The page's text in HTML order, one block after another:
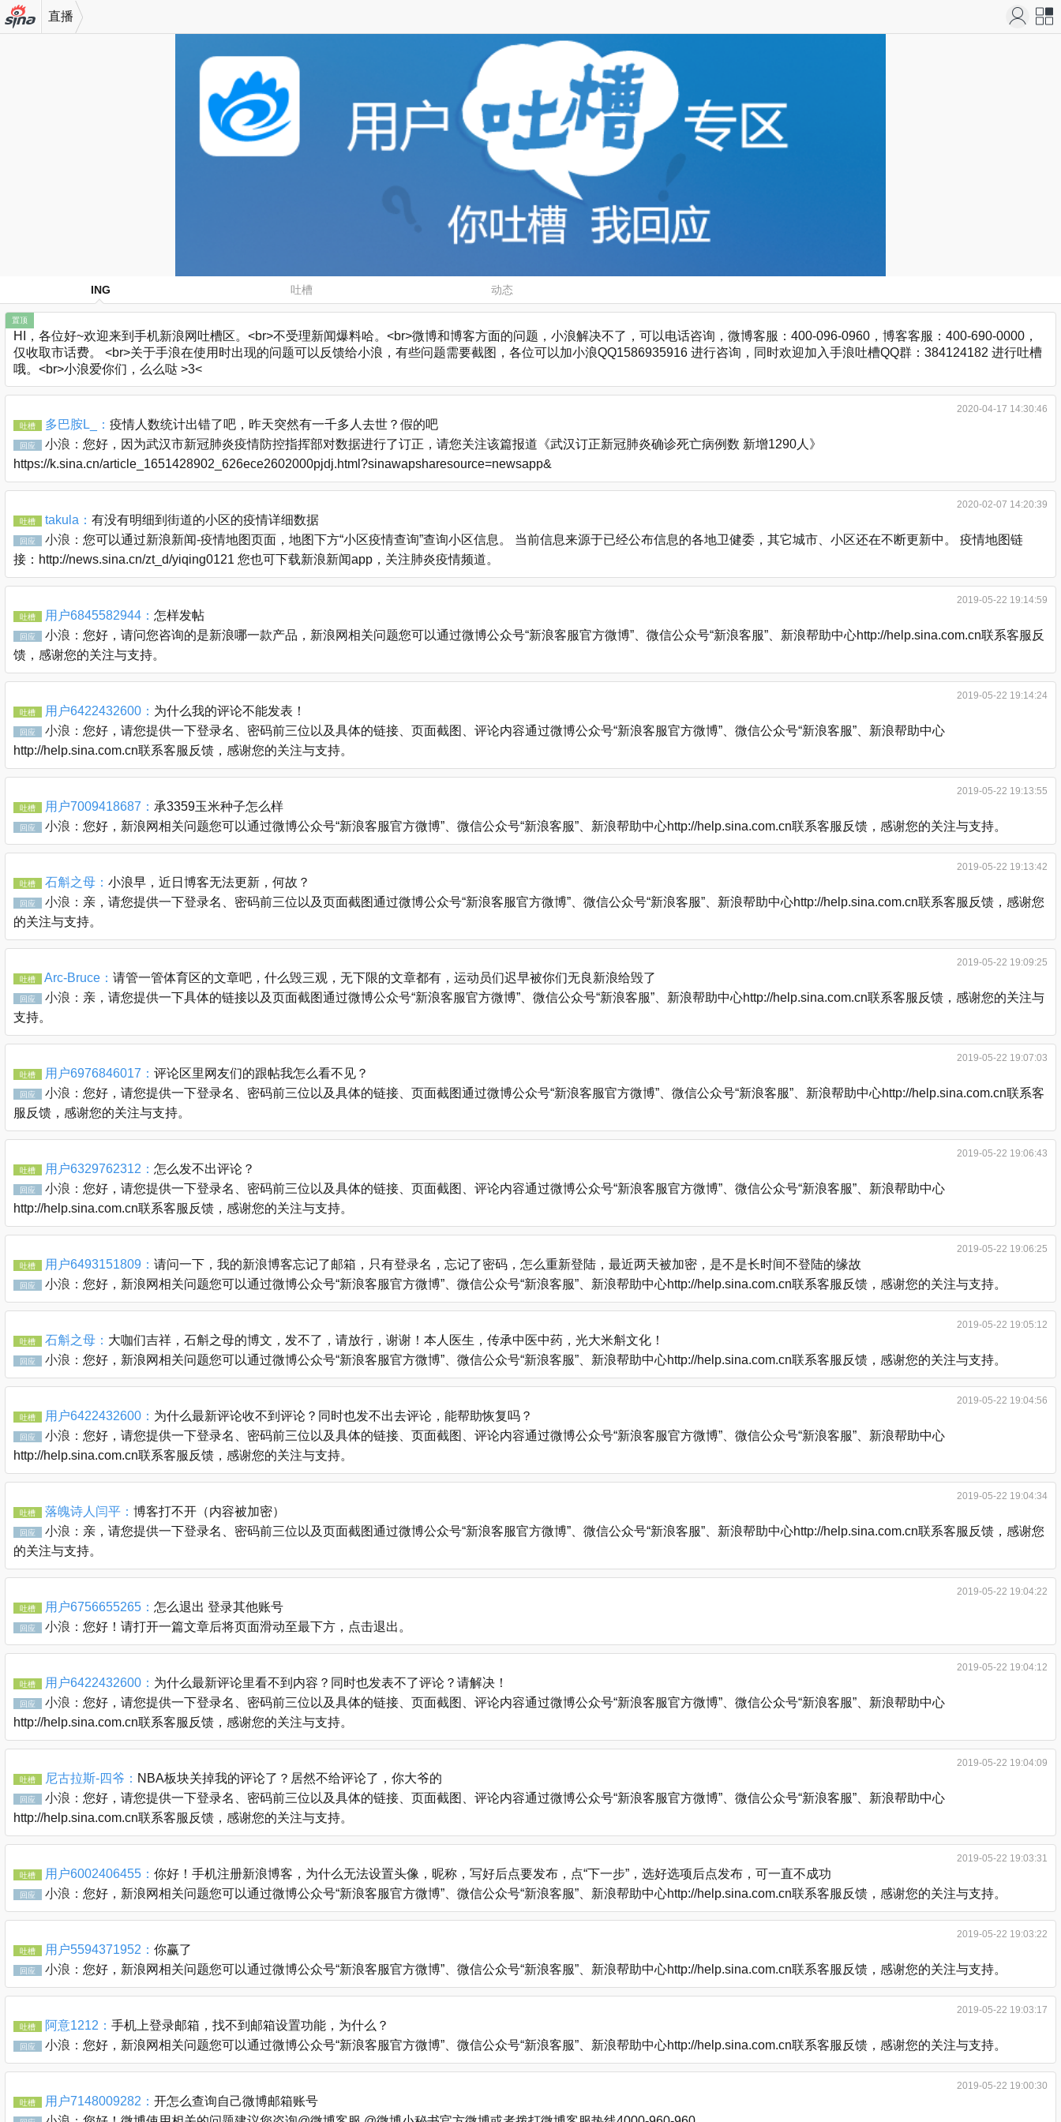
直播
ING 吐槽 动态
置顶
HI，各位好~欢迎来到手机新浪网吐槽区。<br>不受理新闻爆料哈。<br>微博和博客方面的问题，小浪解决不了，可以电话咨询，微博客服：400-096-0960，博客客服：400-690-0000，
仅收取市话费。 <br>关于手浪在使用时出现的问题可以反馈给小浪，有些问题需要截图，各位可以加小浪QQ1586935916 进行咨询，同时欢迎加入手浪吐槽QQ群：384124182 进行吐槽
哦。<br>小浪爱你们，么么哒 >3<
2020-04-17 14:30:46
吐槽 多巴胺L_： 疫情人数统计出错了吧，昨天突然有一千多人去世？假的吧
回应 小浪： 您好，因为武汉市新冠肺炎疫情防控指挥部对数据进行了订正，请您关注该篇报道《武汉订正新冠肺炎确诊死亡病例数 新增1290人》
https://k.sina.cn/article_1651428902_626ece2602000pjdj.html?sinawapsharesource=newsapp&
2020-02-07 14:20:39
吐槽 takula： 有没有明细到街道的小区的疫情详细数据
回应 小浪： 您可以通过新浪新闻-疫情地图页面，地图下方“小区疫情查询”查询小区信息。 当前信息来源于已经公布信息的各地卫健委，其它城市、小区还在不断更新中。 疫情地图链
接：http://news.sina.cn/zt_d/yiqing0121 您也可下载新浪新闻app，关注肺炎疫情频道。
2019-05-22 19:14:59
吐槽 用户6845582944： 怎样发帖
回应 小浪： 您好，请问您咨询的是新浪哪一款产品，新浪网相关问题您可以通过微博公众号“新浪客服官方微博”、微信公众号“新浪客服”、新浪帮助中心http://help.sina.com.cn联系客服反
馈，感谢您的关注与支持。
2019-05-22 19:14:24
吐槽 用户6422432600： 为什么我的评论不能发表！
回应 小浪： 您好，请您提供一下登录名、密码前三位以及具体的链接、页面截图、评论内容通过微博公众号“新浪客服官方微博”、微信公众号“新浪客服”、新浪帮助中心
http://help.sina.com.cn联系客服反馈，感谢您的关注与支持。
2019-05-22 19:13:55
吐槽 用户7009418687： 承3359玉米种子怎么样
回应 小浪： 您好，新浪网相关问题您可以通过微博公众号“新浪客服官方微博”、微信公众号“新浪客服”、新浪帮助中心http://help.sina.com.cn联系客服反馈，感谢您的关注与支持。
2019-05-22 19:13:42
吐槽 石斛之母： 小浪早，近日博客无法更新，何故？
回应 小浪： 亲，请您提供一下登录名、密码前三位以及页面截图通过微博公众号“新浪客服官方微博”、微信公众号“新浪客服”、新浪帮助中心http://help.sina.com.cn联系客服反馈，感谢您
的关注与支持。
2019-05-22 19:09:25
吐槽 Arc-Bruce： 请管一管体育区的文章吧，什么毁三观，无下限的文章都有，运动员们迟早被你们无良新浪给毁了
回应 小浪： 亲，请您提供一下具体的链接以及页面截图通过微博公众号“新浪客服官方微博”、微信公众号“新浪客服”、新浪帮助中心http://help.sina.com.cn联系客服反馈，感谢您的关注与
支持。
2019-05-22 19:07:03
吐槽 用户6976846017： 评论区里网友们的跟帖我怎么看不见？
回应 小浪： 您好，请您提供一下登录名、密码前三位以及具体的链接、页面截图通过微博公众号“新浪客服官方微博”、微信公众号“新浪客服”、新浪帮助中心http://help.sina.com.cn联系客
服反馈，感谢您的关注与支持。
2019-05-22 19:06:43
吐槽 用户6329762312： 怎么发不出评论？
回应 小浪： 您好，请您提供一下登录名、密码前三位以及具体的链接、页面截图、评论内容通过微博公众号“新浪客服官方微博”、微信公众号“新浪客服”、新浪帮助中心
http://help.sina.com.cn联系客服反馈，感谢您的关注与支持。
2019-05-22 19:06:25
吐槽 用户6493151809： 请问一下，我的新浪博客忘记了邮箱，只有登录名，忘记了密码，怎么重新登陆，最近两天被加密，是不是长时间不登陆的缘故
回应 小浪： 您好，新浪网相关问题您可以通过微博公众号“新浪客服官方微博”、微信公众号“新浪客服”、新浪帮助中心http://help.sina.com.cn联系客服反馈，感谢您的关注与支持。
2019-05-22 19:05:12
吐槽 石斛之母： 大咖们吉祥，石斛之母的博文，发不了，请放行，谢谢！本人医生，传承中医中药，光大米斛文化！
回应 小浪： 您好，新浪网相关问题您可以通过微博公众号“新浪客服官方微博”、微信公众号“新浪客服”、新浪帮助中心http://help.sina.com.cn联系客服反馈，感谢您的关注与支持。
2019-05-22 19:04:56
吐槽 用户6422432600： 为什么最新评论收不到评论？同时也发不出去评论，能帮助恢复吗？
回应 小浪： 您好，请您提供一下登录名、密码前三位以及具体的链接、页面截图、评论内容通过微博公众号“新浪客服官方微博”、微信公众号“新浪客服”、新浪帮助中心
http://help.sina.com.cn联系客服反馈，感谢您的关注与支持。
2019-05-22 19:04:34
吐槽 落魄诗人闫平： 博客打不开（内容被加密）
回应 小浪： 亲，请您提供一下登录名、密码前三位以及页面截图通过微博公众号“新浪客服官方微博”、微信公众号“新浪客服”、新浪帮助中心http://help.sina.com.cn联系客服反馈，感谢您
的关注与支持。
2019-05-22 19:04:22
吐槽 用户6756655265： 怎么退出 登录其他账号
回应 小浪： 您好！请打开一篇文章后将页面滑动至最下方，点击退出。
2019-05-22 19:04:12
吐槽 用户6422432600： 为什么最新评论里看不到内容？同时也发表不了评论？请解决！
回应 小浪： 您好，请您提供一下登录名、密码前三位以及具体的链接、页面截图、评论内容通过微博公众号“新浪客服官方微博”、微信公众号“新浪客服”、新浪帮助中心
http://help.sina.com.cn联系客服反馈，感谢您的关注与支持。
2019-05-22 19:04:09
吐槽 尼古拉斯-四爷： NBA板块关掉我的评论了？居然不给评论了，你大爷的
回应 小浪： 您好，请您提供一下登录名、密码前三位以及具体的链接、页面截图、评论内容通过微博公众号“新浪客服官方微博”、微信公众号“新浪客服”、新浪帮助中心
http://help.sina.com.cn联系客服反馈，感谢您的关注与支持。
2019-05-22 19:03:31
吐槽 用户6002406455： 你好！手机注册新浪博客，为什么无法设置头像，昵称，写好后点要发布，点“下一步”，选好选项后点发布，可一直不成功
回应 小浪： 您好，新浪网相关问题您可以通过微博公众号“新浪客服官方微博”、微信公众号“新浪客服”、新浪帮助中心http://help.sina.com.cn联系客服反馈，感谢您的关注与支持。
2019-05-22 19:03:22
吐槽 用户5594371952： 你赢了
回应 小浪： 您好，新浪网相关问题您可以通过微博公众号“新浪客服官方微博”、微信公众号“新浪客服”、新浪帮助中心http://help.sina.com.cn联系客服反馈，感谢您的关注与支持。
2019-05-22 19:03:17
吐槽 阿意1212： 手机上登录邮箱，找不到邮箱设置功能，为什么？
回应 小浪： 您好，新浪网相关问题您可以通过微博公众号“新浪客服官方微博”、微信公众号“新浪客服”、新浪帮助中心http://help.sina.com.cn联系客服反馈，感谢您的关注与支持。
2019-05-22 19:00:30
吐槽 用户7148009282： 开怎么查询自己微博邮箱账号